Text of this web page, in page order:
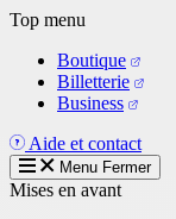
Aller
contenu
principal
Top menu
Boutique
Billetterie
Business
Aide et contact
Menu Fermer
Mises en avant